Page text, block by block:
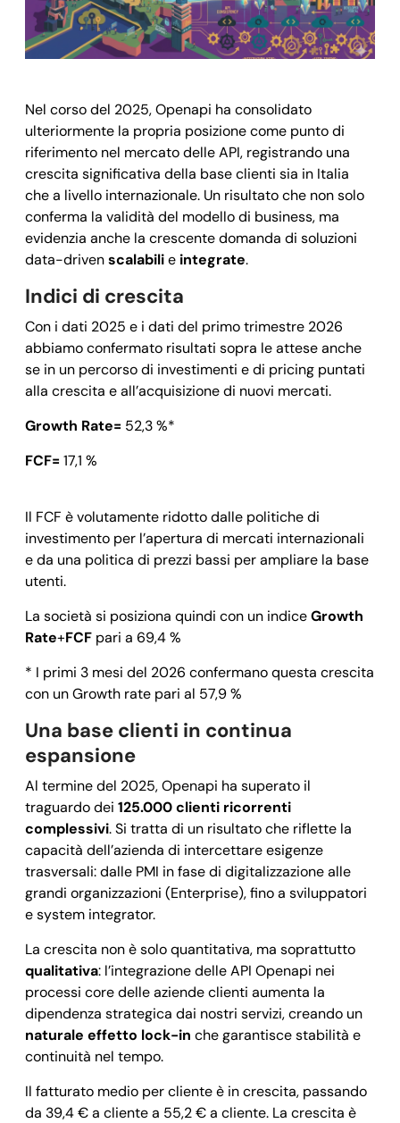
Nel corso del 2025, Openapi ha consolidato
ulteriormente la propria posizione come punto di
riferimento nel mercato delle API, registrando una
crescita significativa della base clienti sia in Italia
che a livello internazionale. Un risultato che non solo
conferma la validità del modello di business, ma
evidenzia anche la crescente domanda di soluzioni
data-drivenscalabilie integrate.
Indici di crescita
Con i dati 2025 e i dati del primo trimestre 2026
abbiamo confermato risultati sopra le attese anche
se in un percorso di investimenti e di pricing puntati
alla crescita e all’acquisizione di nuovi mercati.
Growth Rate= 52,3 %*
FCF= 17,1 %
Il FCF è volutamente ridotto dalle politiche di
investimento per l’apertura di mercati internazionali
e da una politica di prezzi bassi per ampliare la base
utenti.
La società si posiziona quindi con un indiceGrowth
Rate+FCF pari a 69,4 %
* I primi 3 mesi del 2026 confermano questa crescita
con un Growth rate pari al 57,9 %
Una base clienti in continua
espansione
Al termine del 2025, Openapi ha superato il
traguardo dei 125.000 clienti ricorrenti
complessivi. Si tratta di un risultato che riflette la
capacità dell’azienda di intercettare esigenze
trasversali: dalle PMI in fase di digitalizzazione alle
grandi organizzazioni (Enterprise), fino a sviluppatori
e system integrator.
La crescita non è solo quantitativa, ma soprattutto
qualitativa: l’integrazione delle API Openapi nei
processi core delle aziende clienti aumenta la
dipendenza strategica dai nostri servizi, creando un
naturale effetto lock-in che garantisce stabilità e
continuità nel tempo.
Il fatturato medio per cliente è in crescita, passando
da 39,4 € a cliente a 55,2 € a cliente. La crescita è